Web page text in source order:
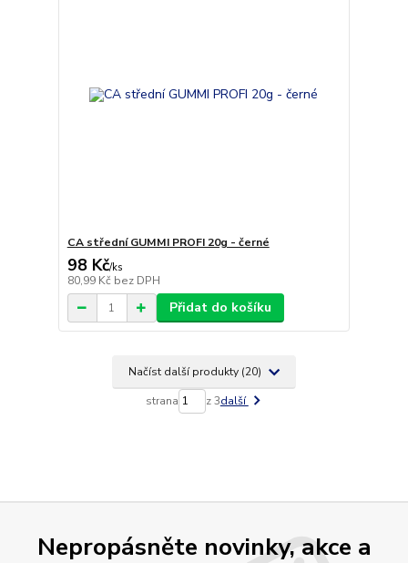
CA střední GUMMI PROFI 20g - černé
98 Kč/ks
80,99 Kč bez DPH
Přidat do košíku
Načíst další produkty (20)
strana z 3další
Nepropásněte novinky, akce a